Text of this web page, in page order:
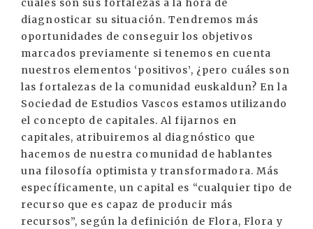
cuáles son sus fortalezas a la hora de
diagnosticar su situación. Tendremos más
oportunidades de conseguir los objetivos
marcados previamente si tenemos en cuenta
nuestros elementos ‘positivos’, ¿pero cuáles son
las fortalezas de la comunidad euskaldun? En la
Sociedad de Estudios Vascos estamos utilizando
el concepto de capitales. Al fijarnos en
capitales, atribuiremos al diagnóstico que
hacemos de nuestra comunidad de hablantes
una filosofía optimista y transformadora. Más
específicamente, un capital es “cualquier tipo de
recurso que es capaz de producir más
recursos”, según la definición de Flora, Flora y